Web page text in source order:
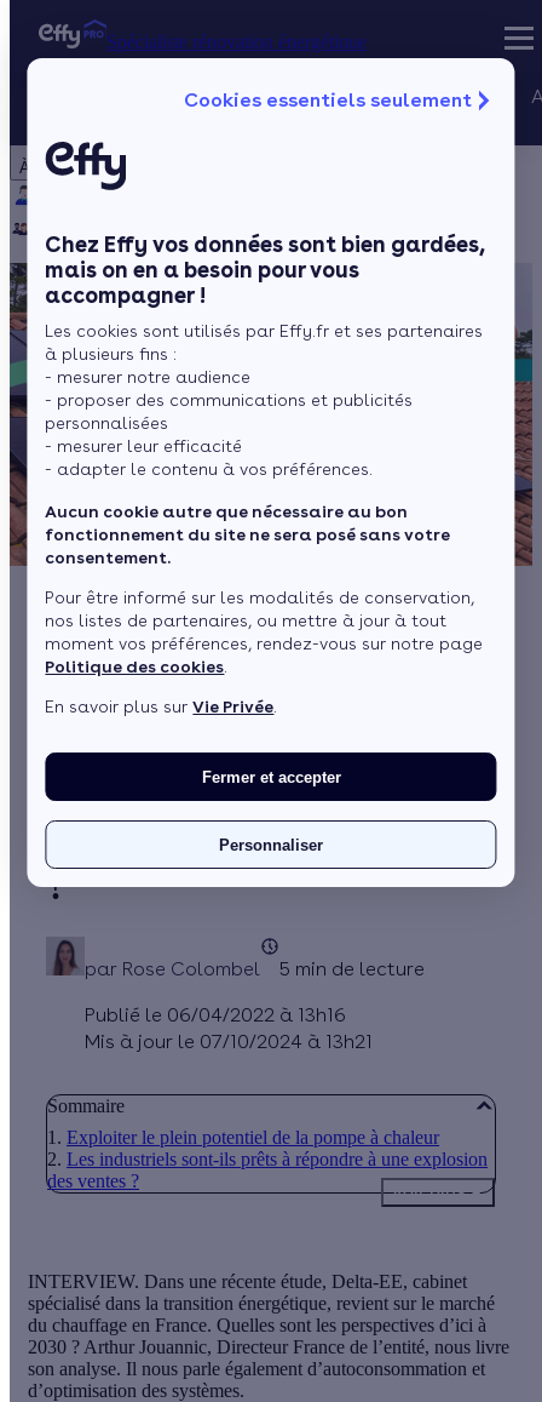
Cookies essentiels seulement
Chez Effy vos données sont bien gardées,
mais on en a besoin pour vous
accompagner !
Les cookies sont utilisés par Effy.fr et ses partenaires
à plusieurs fins :
- mesurer notre audience
- proposer des communications et publicités
personnalisées
- mesurer leur efficacité
- adapter le contenu à vos préférences.
Aucun cookie autre que nécessaire au bon
fonctionnement du site ne sera posé sans votre
consentement.
Pour être informé sur les modalités de conservation,
nos listes de partenaires, ou mettre à jour à tout
moment vos préférences, rendez-vous sur notre page
Politique des cookies
En savoir plus surVie Privée
Fermer et accepter
Personnaliser
À propos
Notre équipe
Rejoignez-nous Presse
Spécialiste rénovation énergétique Nos services
Spécialiste rénovation énergétique
Pompe à chaleur,
solaire, mobilité
gagnant de la
transition énergétique
?
par Rose Colombel
Publié le 06/04/2022 à 13h16
Mis à jour le 07/10/2024 à 13h21
5 min de lecture
Sommaire
Exploiter le plein potentiel de la pompe à chaleur
Les industriels sont-ils prêts à répondre à une explosion
des ventes ?
Voir plus
INTERVIEW. Dans une récente étude, Delta-EE, cabinet
spécialisé dans la transition énergétique, revient sur le marché
du chauffage en France. Quelles sont les perspectives d’ici à
2030 ? Arthur Jouannic, Directeur France de l’entité, nous livre
son analyse. Il nous parle également d’autoconsommation et
d’optimisation des systèmes.